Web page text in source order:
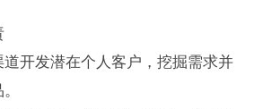
道开发潜在个人客户，挖掘需求并